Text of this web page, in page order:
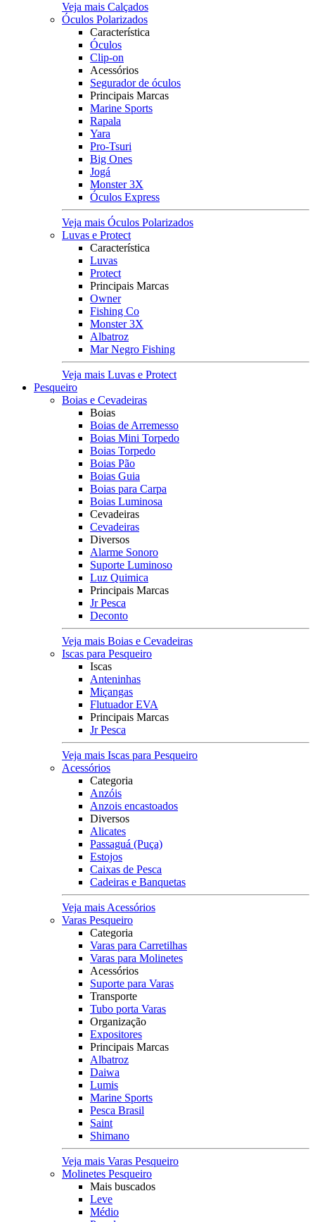
Veja mais Calçados
Óculos Polarizados
Característica
Óculos
Clip-on
Acessórios
Segurador de óculos
Principais Marcas
Marine Sports
Rapala
Yara
Pro-Tsuri
Big Ones
Jogá
Monster 3X
Óculos Express
Veja mais Óculos Polarizados
Luvas e Protect
Característica
Luvas
Protect
Principais Marcas
Owner
Fishing Co
Monster 3X
Albatroz
Mar Negro Fishing
Veja mais Luvas e Protect
Pesqueiro
Boias e Cevadeiras
Boias
Boias de Arremesso
Boias Mini Torpedo
Boias Torpedo
Boias Pão
Boias Guia
Boias para Carpa
Boias Luminosa
Cevadeiras
Cevadeiras
Diversos
Alarme Sonoro
Suporte Luminoso
Luz Quimica
Principais Marcas
Jr Pesca
Deconto
Veja mais Boias e Cevadeiras
Iscas para Pesqueiro
Iscas
Anteninhas
Miçangas
Flutuador EVA
Principais Marcas
Jr Pesca
Veja mais Iscas para Pesqueiro
Acessórios
Categoria
Anzóis
Anzois encastoados
Diversos
Alicates
Passaguá (Puça)
Estojos
Caixas de Pesca
Cadeiras e Banquetas
Veja mais Acessórios
Varas Pesqueiro
Categoria
Varas para Carretilhas
Varas para Molinetes
Acessórios
Suporte para Varas
Transporte
Tubo porta Varas
Organização
Expositores
Principais Marcas
Albatroz
Daiwa
Lumis
Marine Sports
Pesca Brasil
Saint
Shimano
Veja mais Varas Pesqueiro
Molinetes Pesqueiro
Mais buscados
Leve
Médio